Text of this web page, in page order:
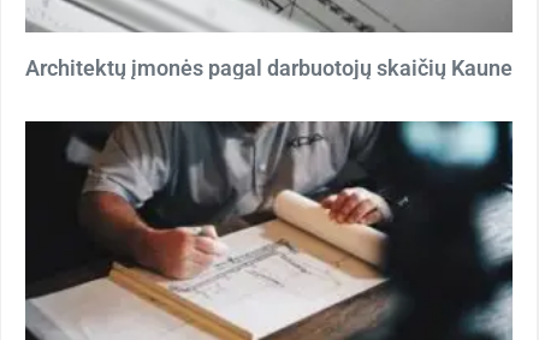
Architektų įmonės pagal darbuotojų skaičių Kaune